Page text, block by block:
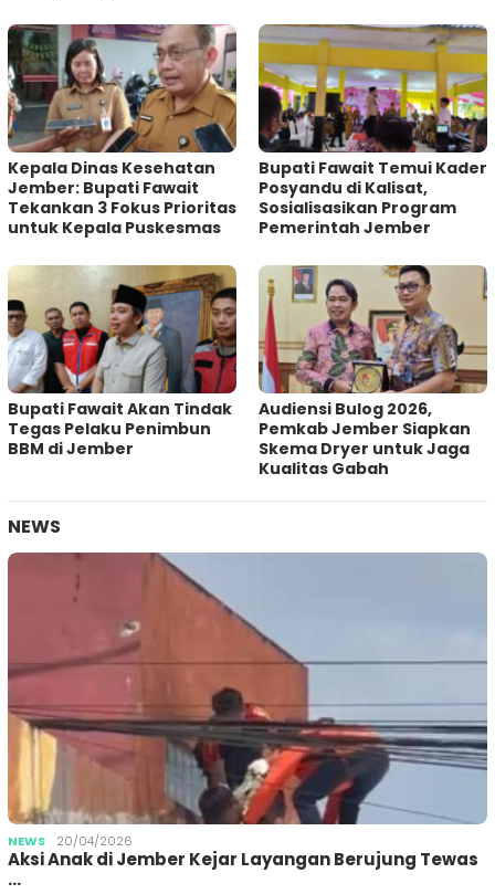
Kepala Dinas Kesehatan
Jember: Bupati Fawait
Tekankan 3 Fokus Prioritas
untuk Kepala Puskesmas
Bupati Fawait Temui Kader
Posyandu di Kalisat,
Sosialisasikan Program
Pemerintah Jember
Bupati Fawait Akan Tindak
Tegas Pelaku Penimbun
BBM di Jember
Audiensi Bulog 2026,
Pemkab Jember Siapkan
Skema Dryer untuk Jaga
Kualitas Gabah
NEWS
NEWS 20/04/2026
Aksi Anak di Jember Kejar Layangan Berujung Tewas
…